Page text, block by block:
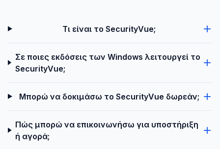
Τι είναι το SecurityVue;
Σε ποιες εκδόσεις των Windows λειτουργεί το
SecurityVue;
Μπορώ να δοκιμάσω το SecurityVue δωρεάν;
Πώς μπορώ να επικοινωνήσω για υποστήριξη
ή αγορά;